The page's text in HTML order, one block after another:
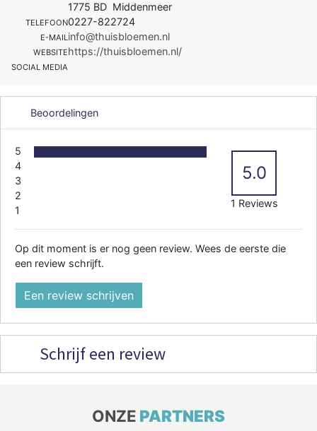
1775 BD Middenmeer
TELEFOON0227-822724
E-MAILinfo@thuisbloemen.nl
WEBSITEhttps://thuisbloemen.nl/
SOCIAL MEDIA
Beoordelingen
5
4
3
2
1
5.0
1 Reviews
Op dit moment is er nog geen review. Wees de eerste die
een review schrijft.
Een review schrijven
Schrijf een review
ONZE PARTNERS